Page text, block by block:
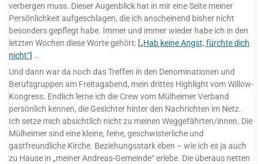
verbergen muss. Dieser Augenblick hat in mir eine Seite meiner
Persönlichkeit aufgeschlagen, die ich anscheinend bisher nicht
besonders gepflegt habe. Immer und immer wieder habe ich in den
letzten Wochen diese Worte gehört: [„Hab keine Angst, fürchte dich
nicht“] …
Und dann war da noch das Treffen in den Denominationen und
Berufsgruppen am Freitagabend, mein drittes Highlight vom Willow-
Kongress. Endlich lerne ich die Crew vom Mülheimer Verband
persönlich kennen, die Gesichter hinter den Nachrichten im Netz.
Ich setze mich absichtlich nicht zu meinen Weggefährten/innen. Die
Mülheimer sind eine kleine, feine, geschwisterliche und
gastfreundliche Kirche. Beziehungsstark eben – wie ich es ja auch
zu Hause in „meiner Andreas-Gemeinde“ erlebe. Die überaus netten